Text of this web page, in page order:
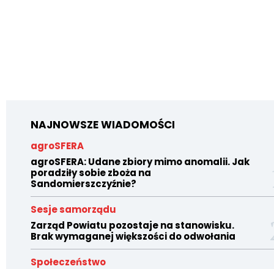
NAJNOWSZE WIADOMOŚCI
agroSFERA
agroSFERA: Udane zbiory mimo anomalii. Jak
poradziły sobie zboża na
Sandomierszczyźnie?
Sesje samorządu
Zarząd Powiatu pozostaje na stanowisku.
Brak wymaganej większości do odwołania
Społeczeństwo